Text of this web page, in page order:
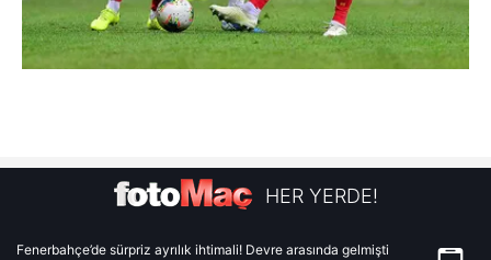
HER YERDE!
Fenerbahçe’de sürpriz ayrılık ihtimali! Devre arasında gelmişti